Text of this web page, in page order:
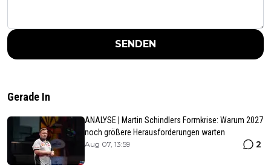
SENDEN
Gerade In
ANALYSE | Martin Schindlers Formkrise: Warum 2027
noch größere Herausforderungen warten
Aug 07, 13:59 2